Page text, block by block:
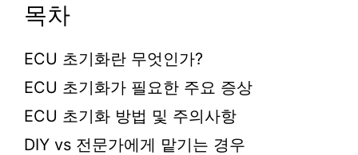
목차
ECU 초기화란 무엇인가?
ECU 초기화가 필요한 주요 증상
ECU 초기화 방법 및 주의사항
DIY vs 전문가에게 맡기는 경우